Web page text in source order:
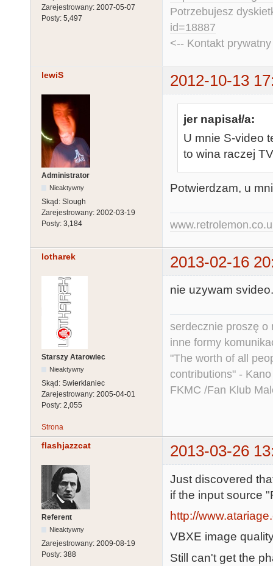
Zarejestrowany: 2007-05-07
Posty: 5,497
Potrzebujesz
id=18887
<-- Kontakt
lewiS 2012-10-13
Administrator
Nieaktywny
Skąd: Slough
Zarejestrowany: 2002-03-19
Posty: 3,184
jer napisał/a:
U mnie S-video
to wina raczej
Potwierdzam, u
lotharek 2013-02-16
Starszy Atarowiec
Nieaktywny
Skąd: Swierklaniec
Zarejestrowany: 2005-04-01
Posty: 2,055
nie uzywam
serdecznie proszę o
inne formy
"The worth of all
contributions" -
FKMC /Fan Klub
Strona
flashjazzcat 2013-03-26
Referent
Nieaktywny
Zarejestrowany: 2009-08-19
Posty: 388
Just discovered
if the input source
http://
VBXE image
Still can't get the